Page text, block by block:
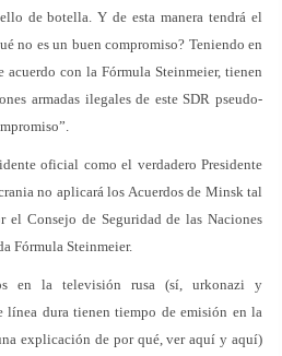
de botella. Y de esta manera tendrá el
no es un buen compromiso? Teniendo en
con la Fórmula Steinmeier, tienen
armadas ilegales de este SDR pseudo-
oficial como el verdadero Presidente
no aplicará los Acuerdos de Minsk tal
el Consejo de Seguridad de las Naciones
Fórmula Steinmeier.
en la televisión rusa (sí, urkonazi y
línea dura tienen tiempo de emisión en la
explicación de por qué, ver aquí y aquí)